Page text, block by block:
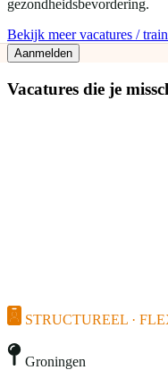
gezondheidsbevordering.
Bekijk meer vacatures /
Aanmelden
Vacatures die je
STRUCTUREEL ·
Groningen